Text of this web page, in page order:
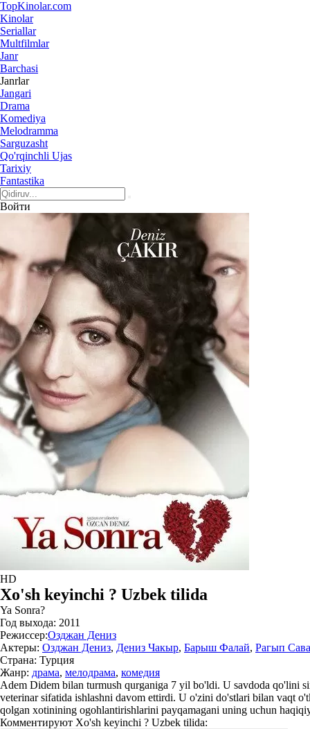
TopKinolar.com
Kinolar
Seriallar
Multfilmlar
Janr
Barchasi
Janrlar
Jangari
Drama
Komediya
Melodramma
Sarguzasht
Qo'rqinchli Ujas
Tarixiy
Fantastika
Войти
HD
Xo'sh keyinchi ? Uzbek tilida
Ya Sonra?
Год выхода: 2011
Режиссер:Озджан Дениз
Актеры: Озджан Дениз, Дениз Чакыр, Барыш Фалай, Рагып
Страна: Турция
Жанр: драма, мелодрама, комедия
Adem Didem bilan turmush qurganiga 7 yil bo'ldi. U savdoda qo'lini
veterinar sifatida ishlashni davom ettirdi. U o'zini do'stlari bilan vaqt
qolgan xotinining ogohlantirishlarini payqamagani uning uchun
Комментируют Xo'sh keyinchi ? Uzbek tilida: